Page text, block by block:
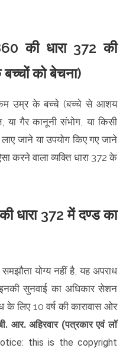
की धारा 372 की
बच्चों को बेचना)
कम उम्र के बच्चे (बच्चे से आशय
या गैर कानूनी संभोग, या किसी
जाने या उपयोग किए गए जाने
करने वाला व्यक्ति धारा 372 के
धारा 372 में दण्ड का
योग्य नहीं है, यह अपराध
सुनवाई का अधिकार सेशन
के लिए 10 वर्ष की कारावास ओर
आर. अहिरवार (पत्रकार एवं लॉ
this is the copyright